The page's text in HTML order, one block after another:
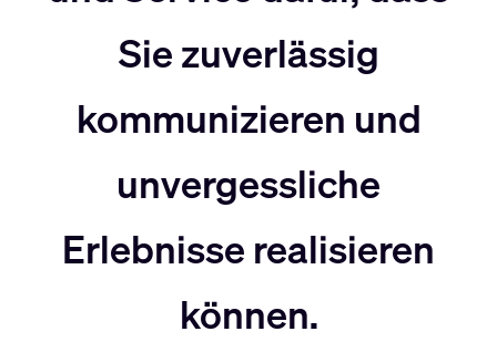
Links
bewegen
bewegen
Sie zuverlässig
kommunizieren und
unvergessliche
Erlebnisse realisieren
können.